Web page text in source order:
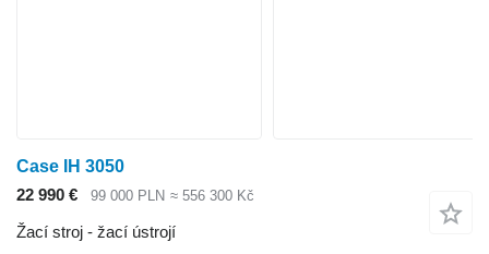
Case IH 3050
22 990 €
99 000 PLN ≈ 556 300 Kč
Žací stroj - žací ústrojí